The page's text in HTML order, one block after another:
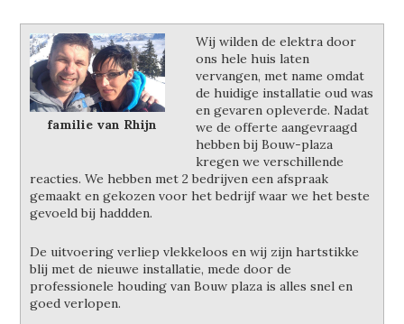
familie van Rhijn
Wij wilden de elektra door
ons hele huis laten
vervangen, met name omdat
de huidige installatie oud was
en gevaren opleverde. Nadat
we de offerte aangevraagd
hebben bij Bouw-plaza
kregen we verschillende
reacties. We hebben met 2 bedrijven een afspraak
gemaakt en gekozen voor het bedrijf waar we het beste
gevoeld bij haddden.
De uitvoering verliep vlekkeloos en wij zijn hartstikke
blij met de nieuwe installatie, mede door de
professionele houding van Bouw plaza is alles snel en
goed verlopen.